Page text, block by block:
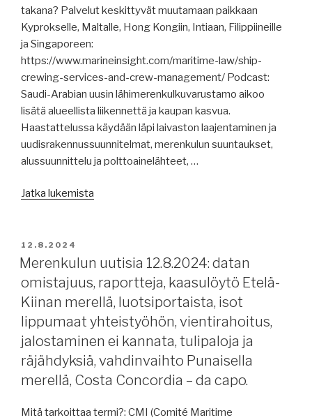
Papenburgin
telakka
kiinalainen
ei,
uusia
pakotteita
Lähi-
Itään,
sata
takana? Palvelut keskittyvät muutamaan paikkaan
Kyprokselle, Maltalle, Hong Kongiin, Intiaan, Filippiineille
ja Singaporeen:
https://www.marineinsight.com/maritime-law/ship-
crewing-services-and-crew-management/ Podcast:
Saudi-Arabian uusin lähimerenkulkuvarustamo aikoo
lisätä alueellista liikennettä ja kaupan kasvua.
Haastattelussa käydään läpi laivaston laajentaminen ja
uudisrakennussuunnitelmat, merenkulun suuntaukset,
alussuunnittelu ja polttoainelähteet, …
Jatka lukemista
ovat
miehityspalvelut,
Kiina
kalastaa,
Kreikan
satamainfra,
Göteborgiin
uusi
konttisatamien
JULKAISTU
12.8.2024
Merenkulun uutisia 12.8.2024: datan
omistajuus, raportteja, kaasulöytö Etelä-
Kiinan merellä, luotsiportaista, isot
lippumaat yhteistyöhön, vientirahoitus,
jalostaminen ei kannata, tulipaloja ja
räjähdyksiä, vahdinvaihto Punaisella
merellä, Costa Concordia – da capo.
Mitä tarkoittaa termi?: CMI (Comité Maritime